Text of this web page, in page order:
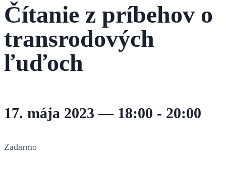
Čítanie z príbehov o
transrodových
ľuďoch
17. mája 2023 — 18:00 - 20:00
Zadarmo